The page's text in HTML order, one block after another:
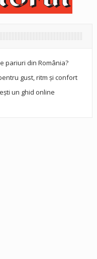
pariuri din România?
gust, ritm și confort
un ghid online